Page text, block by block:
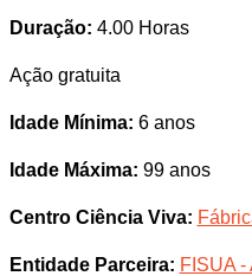
Duração: 4.00 Horas
Ação gratuita
Idade Mínima: 6 anos
Idade Máxima: 99 anos
Centro Ciência Viva:
Entidade Parceira: FISUA